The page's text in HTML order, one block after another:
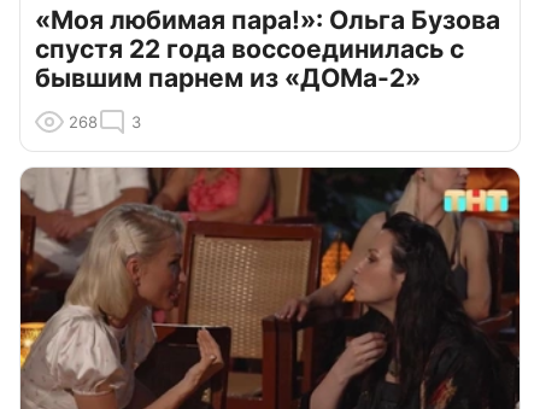
«Моя любимая пара!»: Ольга Бузова
спустя 22 года воссоединилась с
бывшим парнем из «ДОМа-2»
268 3